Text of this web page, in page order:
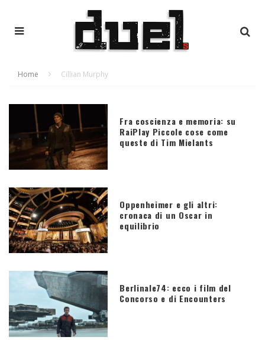
Home Cillian Murphy
Fra coscienza e memoria: su
RaiPlay Piccole cose come
queste di Tim Mielants
Oppenheimer e gli altri:
cronaca di un Oscar in
equilibrio
Berlinale74: ecco i film del
Concorso e di Encounters